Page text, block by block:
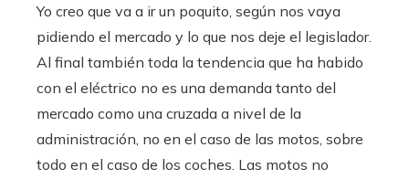
Yo creo que va a ir un poquito, según nos vaya
pidiendo el mercado y lo que nos deje el legislador.
Al final también toda la tendencia que ha habido
con el eléctrico no es una demanda tanto del
mercado como una cruzada a nivel de la
administración, no en el caso de las motos, sobre
todo en el caso de los coches. Las motos no